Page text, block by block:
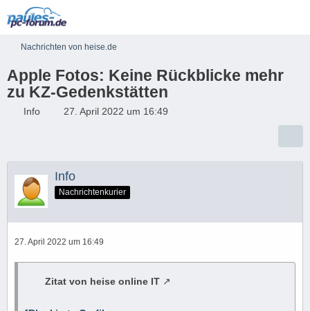
Nachrichten von heise.de
Apple Fotos: Keine Rückblicke mehr
zu KZ-Gedenkstätten
Info 27. April 2022 um 16:49
Info
Nachrichtenkurier
27. April 2022 um 16:49
Zitat von heise online IT